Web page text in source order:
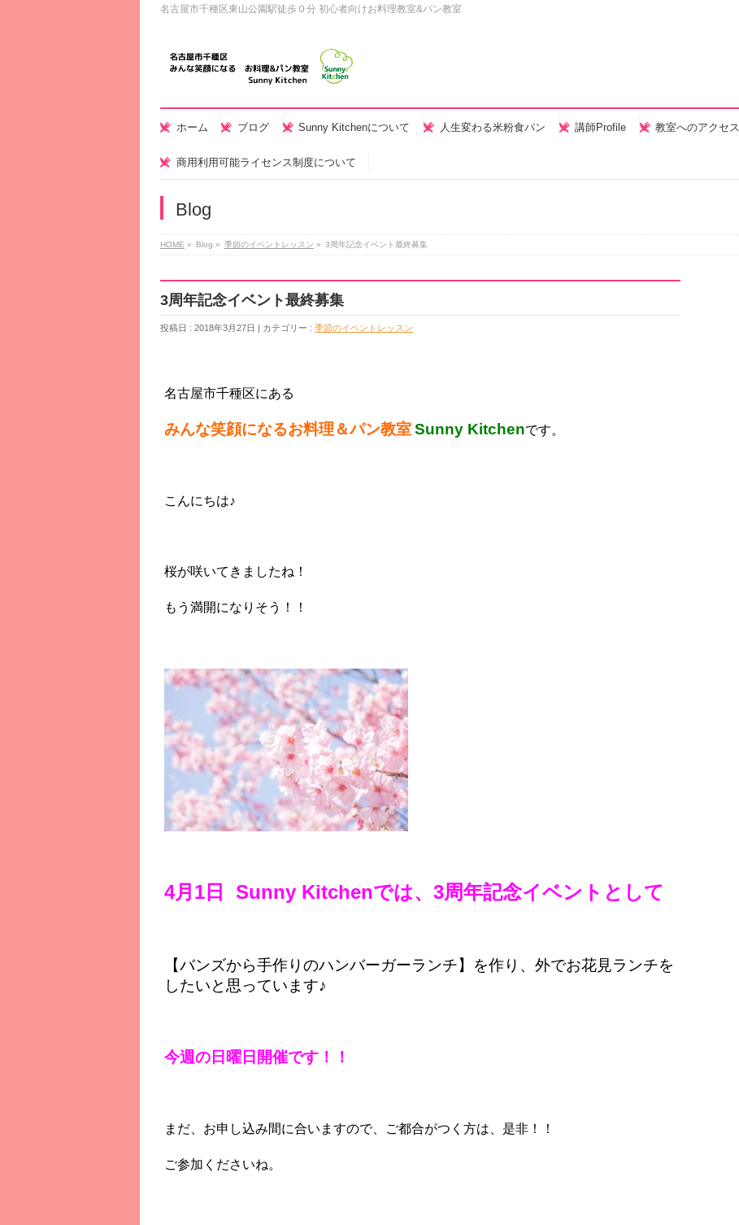
名古屋市千種区東山公園駅徒歩０分 初心者向けお料理教室&パン教室
ホーム ブログ Sunny Kitchenについて 人生変わる米粉食パン 講師Profile 教室へのアクセス
商用利用可能ライセンス制度について
Blog
HOME » Blog » 季節のイベントレッスン » 3周年記念イベント最終募集
3周年記念イベント最終募集
投稿日 : 2018年3月27日 | カテゴリー : 季節のイベントレッスン
名古屋市千種区にある
みんな笑顔になるお料理＆パン教室Sunny Kitchenです。
こんにちは♪
桜が咲いてきましたね！
もう満開になりそう！！
4月1日 Sunny Kitchenでは、3周年記念イベントとして
【バンズから手作りのハンバーガーランチ】を作り、外でお花見ランチを
したいと思っています♪
今週の日曜日開催です！！
まだ、お申し込み間に合いますので、ご都合がつく方は、是非！！
ご参加くださいね。